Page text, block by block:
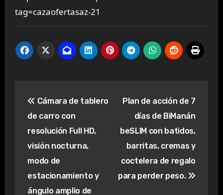
tag=cazaofertasaz-21
de
entradas
Cámara de tablero
de carro con
resolución Full HD,
visión nocturna,
modo de
estacionamiento y
ángulo amplio de
Plan de acción de 7
días de BiManán
beSLIM con batidos,
barritas, cremas y
coctelera de regalo
para perder peso.